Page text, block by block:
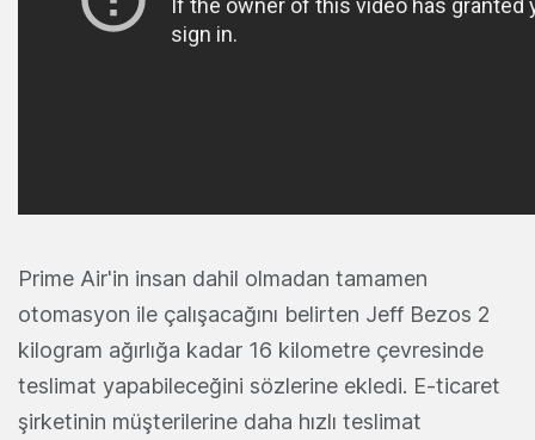
Prime Air'in insan dahil olmadan tamamen
otomasyon ile çalışacağını belirten Jeff Bezos 2
kilogram ağırlığa kadar 16 kilometre çevresinde
teslimat yapabileceğini sözlerine ekledi. E-ticaret
şirketinin müşterilerine daha hızlı teslimat